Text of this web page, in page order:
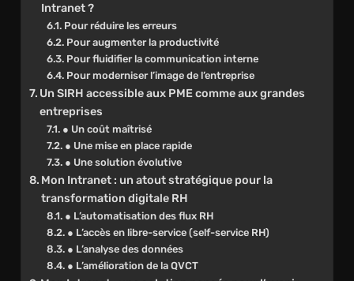
Intranet ?
Pour réduire les erreurs
Pour augmenter la productivité
Pour fluidifier la communication interne
Pour moderniser l’image de l’entreprise
Un SIRH accessible aux PME comme aux grandes
entreprises
● Un coût maîtrisé
● Une mise en place rapide
● Une solution évolutive
Mon Intranet : un atout stratégique pour la
transformation digitale RH
● L’automatisation des flux RH
● L’accès en libre-service (self-service RH)
● L’analyse des données
● L’amélioration de la QVCT